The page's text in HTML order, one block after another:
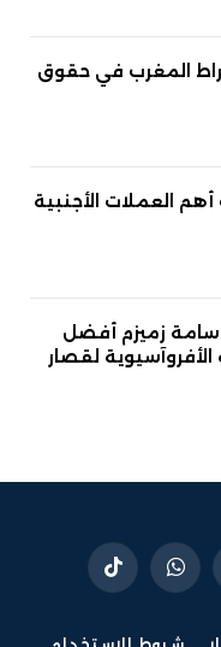
المغرب في حقوق
العملات الأجنبية
زميزم أفضل
لقصار
واتساب تيكتوك